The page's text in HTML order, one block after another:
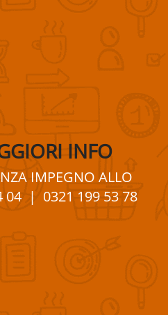
INFO
IMPEGNO ALLO
04| 0321 199 53 78